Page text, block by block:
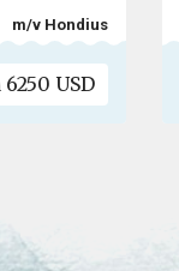
m/v Hondius
6250 USD